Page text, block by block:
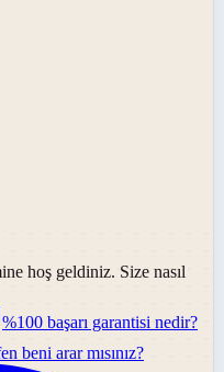
hoş geldiniz. Size nasıl
%100 başarı garantisi nedir?
beni arar mısınız?